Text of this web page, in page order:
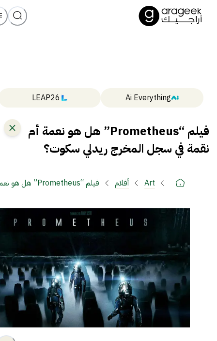
Ai Everything
LEAP26
فيلم “Prometheus” هل هو نعمة أم
نقمة في سجل المخرج ريدلي سكوت؟
Art أفلام فيلم “Prometheus” هل هو نعمة أم نقمة في سجل المخرج ريدلي سكوت؟